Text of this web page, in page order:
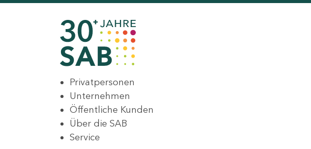
Privatpersonen
Unternehmen
Öffentliche Kunden
Über die SAB
Service